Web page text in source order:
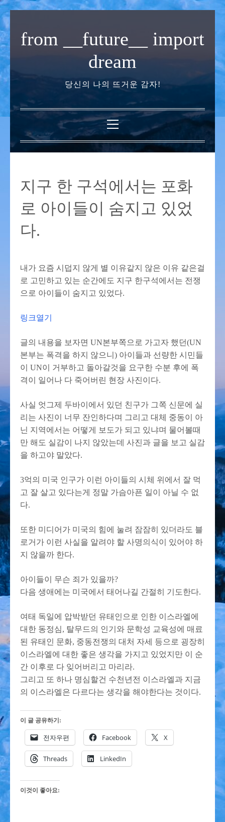
내
용
바
기
from __future__ import
dream
당신의 나의 뜨거운 감자!
기
본
메
뉴
지구 한 구석에서는 포화
로 아이들이 숨지고 있었
다.
내가 요즘 시덥지 않게 별 이유같지 않은 이유 같은걸
로 고민하고 있는 순간에도 지구 한구석에서는 전쟁
으로 아이들이 숨지고 있었다.
링크열기
글의 내용을 보자면 UN본부쪽으로 가고자 했던(UN
본부는 폭격을 하지 않으니) 아이들과 선량한 시민들
이 UN이 거부하고 돌아갈것을 요구한 수분 후에 폭
격이 일어나 다 죽어버린 현장 사진이다.
사실 엇그제 두바이에서 있던 친구가 그쪽 신문에 실
리는 사진이 너무 잔인하다며 그리고 대체 중동이 아
닌 지역에서는 어떻게 보도가 되고 있냐며 물어볼때
만 해도 실감이 나지 않았는데 사진과 글을 보고 실감
을 하고야 말았다.
3억의 미국 인구가 이런 아이들의 시체 위에서 잘 먹
고 잘 살고 있다는게 정말 가슴아픈 일이 아닐 수 없
다.
또한 미디어가 미국의 힘에 눌려 잠잠히 있더라도 블
로거가 이런 사실을 알려야 할 사명의식이 있어야 하
지 않을까 한다.
아이들이 무슨 죄가 있을까?
다음 생애에는 미국에서 태어나길 간절히 기도한다.
여태 독일에 압박받던 유태인으로 인한 이스라엘에
대한 동정심, 탈무드의 인기와 문학성 교육성에 매료
된 유태인 문화, 중동전쟁의 대처 자세 등으로 굉장히
이스라엘에 대한 좋은 생각을 가지고 있었지만 이 순
간 이후로 다 잊어버리고 마리라.
그리고 또 하나 명심할건 수천년전 이스라엘과 지금
의 이스라엘은 다르다는 생각을 해야한다는 것이다.
이 글 공유하기:
전자우편 Facebook X
Threads LinkedIn
이것이 좋아요: